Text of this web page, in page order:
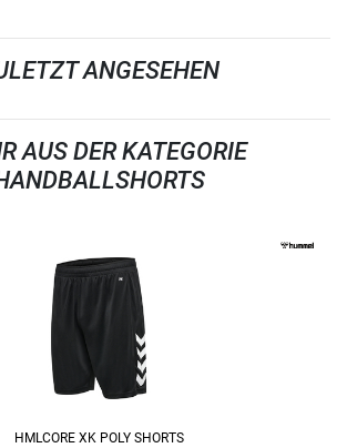
ANGESEHEN
AUS DER KATEGORIE
HMLCORE XK POLY SHORTS